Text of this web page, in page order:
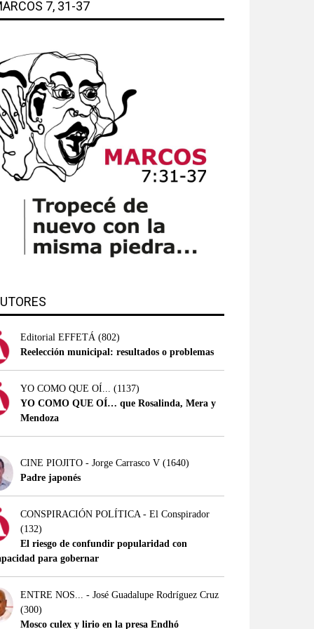
7, 31-37
Editorial EFFETÁ (802)
Reelección municipal: resultados o problemas
YO COMO QUE OÍ... (1137)
YO COMO QUE OÍ… que Rosalinda, Mera y
Mendoza
CINE PIOJITO - Jorge Carrasco V (1640)
Padre japonés
CONSPIRACIÓN POLÍTICA - El Conspirador
(132)
El riesgo de confundir popularidad con
para gobernar
ENTRE NOS... - José Guadalupe Rodríguez Cruz
(300)
Mosco culex y lirio en la presa Endhó